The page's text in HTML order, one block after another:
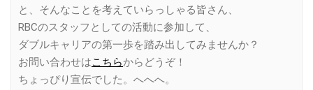
と、そんなことを考えていらっしゃる皆さん、
RBCのスタッフとしての活動に参加して、
ダブルキャリアの第一歩を踏み出してみませんか？
お問い合わせはこちらからどうぞ！
ちょっぴり宣伝でした。へへへ。